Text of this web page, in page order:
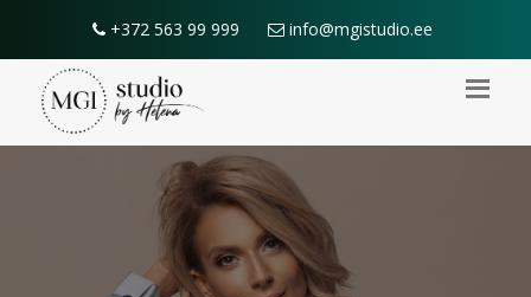
+372 563 99 999 info@mgistudio.ee